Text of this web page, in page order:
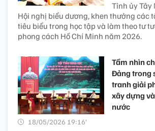
Tỉnh ủy Tây
Hội nghị biểu dương, khen thưởng các
tiêu biểu trong học tập và làm theo tư
phong cách Hồ Chí Minh năm 2026.
Tầm nhìn
Đảng trong
tranh giải
xây dựng
nước
18/05/2026 19:16’